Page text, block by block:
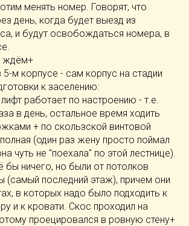
менять номер. Говорят, что
день, когда будет выезд из
и будут освобождаться номера, в
ждём+
м корпусе - сам корпус на стадии
к заселению:
работает по настроению - т.е.
в день, остальное время ходить
+ по скользской винтовой
(один раз жену просто поймал
чуть не "поехала" по этой лестнице).
бы ничего, но были от потолков
(самый последний этаж), причем они
в которых надо было подходить к
и к кровати. Скос проходил на
проецировался в ровную стену+